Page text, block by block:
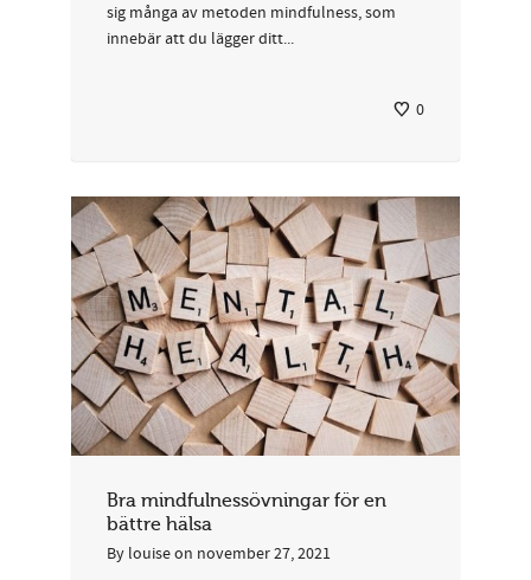
sig många av metoden mindfulness, som
innebär att du lägger ditt...
0
Bra mindfulnessövningar för en
bättre hälsa
By louiseon november 27, 2021